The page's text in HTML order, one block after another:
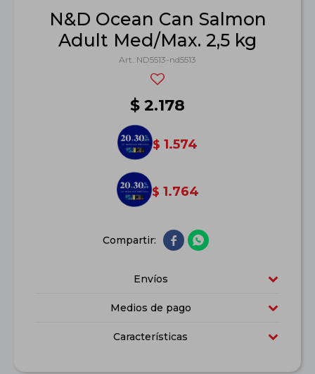
N&D Ocean Can Salmon
Adult Med/Max. 2,5 kg
ND5513-nd5513
$ 2.178
$ 1.574
$ 1.764
 
Envíos
Medios de pago
Características